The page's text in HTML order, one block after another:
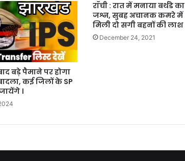
बड़े पैमाने पर होगा
कई जिलों के SP
।
राँची : रात में मनाया बर्थडे का
जश्न, सुबह अचानक कमरे में
मिली दो सगी बहनों की लाश
December 24, 2021